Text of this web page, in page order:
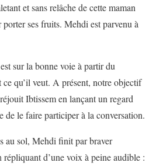
et sans relâche de cette maman
ses fruits. Mehdi est parvenu à
sur la bonne voie à partir du
qu’il veut. A présent, notre objectif
Ibtissem en lançant un regard
de le faire participer à la conversation.
au sol, Mehdi finit par braver
d’une voix à peine audible :